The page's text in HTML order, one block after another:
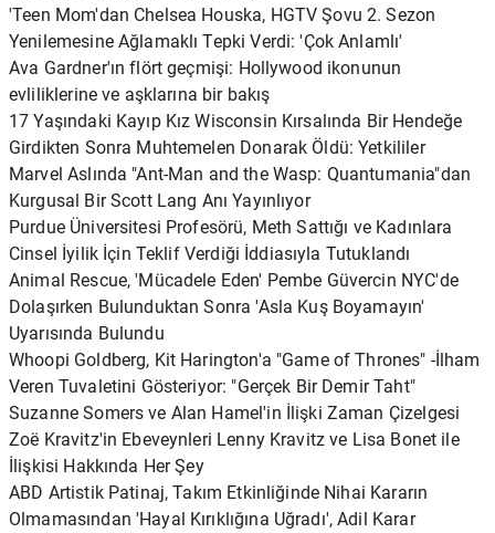
'Teen Mom'dan Chelsea Houska, HGTV Şovu 2. Sezon
Yenilemesine Ağlamaklı Tepki Verdi: 'Çok Anlamlı'
Ava Gardner'ın flört geçmişi: Hollywood ikonunun
evliliklerine ve aşklarına bir bakış
17 Yaşındaki Kayıp Kız Wisconsin Kırsalında Bir Hendeğe
Girdikten Sonra Muhtemelen Donarak Öldü: Yetkililer
Marvel Aslında "Ant-Man and the Wasp: Quantumania"dan
Kurgusal Bir Scott Lang Anı Yayınlıyor
Purdue Üniversitesi Profesörü, Meth Sattığı ve Kadınlara
Cinsel İyilik İçin Teklif Verdiği İddiasıyla Tutuklandı
Animal Rescue, 'Mücadele Eden' Pembe Güvercin NYC'de
Dolaşırken Bulunduktan Sonra 'Asla Kuş Boyamayın'
Uyarısında Bulundu
Whoopi Goldberg, Kit Harington'a "Game of Thrones" -İlham
Veren Tuvaletini Gösteriyor: "Gerçek Bir Demir Taht"
Suzanne Somers ve Alan Hamel'in İlişki Zaman Çizelgesi
Zoë Kravitz'in Ebeveynleri Lenny Kravitz ve Lisa Bonet ile
İlişkisi Hakkında Her Şey
ABD Artistik Patinaj, Takım Etkinliğinde Nihai Kararın
Olmamasından 'Hayal Kırıklığına Uğradı', Adil Karar